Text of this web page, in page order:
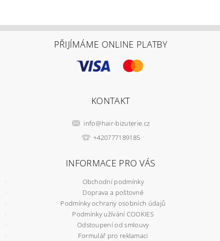
PŘIJÍMÁME ONLINE PLATBY
KONTAKT
info@hair-bizuterie.cz
+420777189185
INFORMACE PRO VÁS
Obchodní podmínky
Doprava a poštovné
Podmínky ochrany osobních údajů
Podmínky užívání COOKIES
Odstoupení od smlouvy
Formulář pro reklamaci